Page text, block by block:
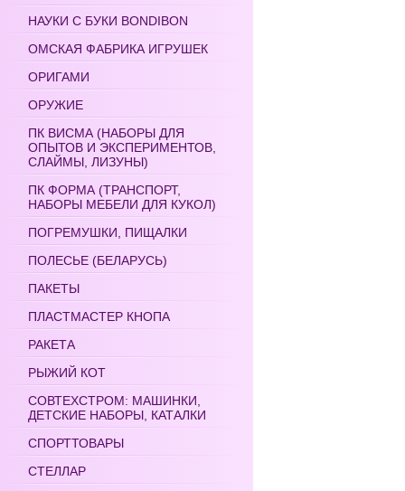
НАУКИ С БУКИ BONDIBON
ОМСКАЯ ФАБРИКА ИГРУШЕК
ОРИГАМИ
ОРУЖИЕ
ПК ВИСМА (НАБОРЫ ДЛЯ
ОПЫТОВ И ЭКСПЕРИМЕНТОВ,
СЛАЙМЫ, ЛИЗУНЫ)
ПК ФОРМА (ТРАНСПОРТ,
НАБОРЫ МЕБЕЛИ ДЛЯ КУКОЛ)
ПОГРЕМУШКИ, ПИЩАЛКИ
ПОЛЕСЬЕ (БЕЛАРУСЬ)
ПАКЕТЫ
ПЛАСТМАСТЕР КНОПА
РАКЕТА
РЫЖИЙ КОТ
СОВТЕХСТРОМ: МАШИНКИ,
ДЕТСКИЕ НАБОРЫ, КАТАЛКИ
СПОРТТОВАРЫ
СТЕЛЛАР